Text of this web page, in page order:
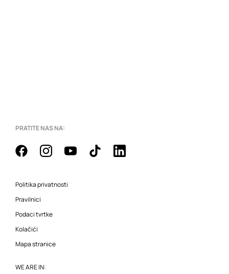
PRATITE NAS NA:
Politika privatnosti
Pravilnici
Podaci tvrtke
Kolačići
Mapa stranice
WE ARE IN: